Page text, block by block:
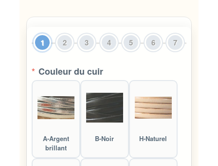
1 2 3 4 5 6 7
* Couleur du cuir
A-Argent
brillant
B-Noir H-Naturel